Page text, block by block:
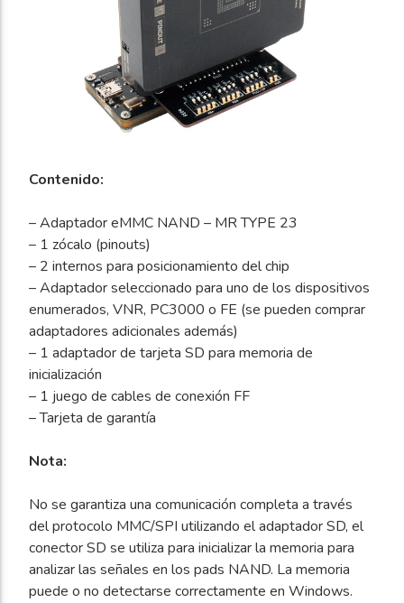
Contenido:
– Adaptador eMMC NAND – MR TYPE 23
– 1 zócalo (pinouts)
– 2 internos para posicionamiento del chip
– Adaptador seleccionado para uno de los dispositivos
enumerados, VNR, PC3000 o FE (se pueden comprar
adaptadores adicionales además)
– 1 adaptador de tarjeta SD para memoria de
inicialización
– 1 juego de cables de conexión FF
– Tarjeta de garantía
Nota:
No se garantiza una comunicación completa a través
del protocolo MMC/SPI utilizando el adaptador SD, el
conector SD se utiliza para inicializar la memoria para
analizar las señales en los pads NAND. La memoria
puede o no detectarse correctamente en Windows.